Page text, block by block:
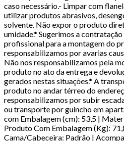
caso necessário.- Limpar com
utilizar produtos abrasivos,
solvente. Não expor o produto
umidade.* Sugerimos a
profissional para a montagem do
responsabilizamos por avarias
Não nos responsabilizamos pela
produto no ato da entrega e
gerados nestas situações.* A
produto no andar térreo do
responsabilizamos por subir
ou transporte por guincho em
com Embalagem (cm): 53,5 |
Produto Com Embalagem (Kg):
Cama/Cabeceira: Padrão |